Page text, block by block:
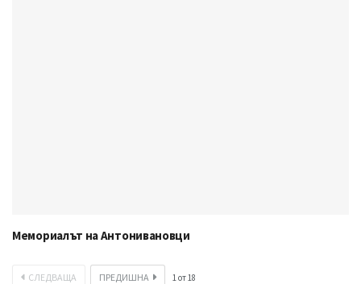
Мемориалът на Антонивановци
СЛЕДВАЩА ПРЕДИШНА 1 от 18